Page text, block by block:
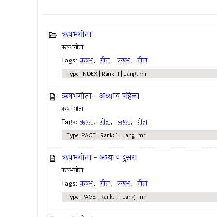
ऋषभगीता
ऋषभगीता
Tags: ऋषभ, गीता, ऋषभ, गीता
Type: INDEX | Rank: 1 | Lang: mr
ऋषभगीता - अध्याय पहिला
ऋषभगीता
Tags: ऋषभ, गीता, ऋषभ, गीता
Type: PAGE | Rank: 1 | Lang: mr
ऋषभगीता - अध्याय दुसरा
ऋषभगीता
Tags: ऋषभ, गीता, ऋषभ, गीता
Type: PAGE | Rank: 1 | Lang: mr